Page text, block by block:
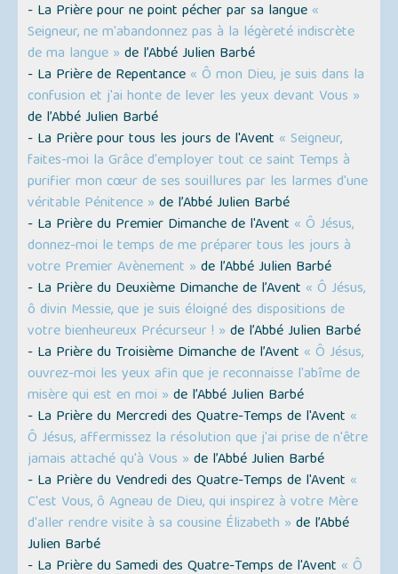
- La Prière pour ne point pécher par sa langue «
Seigneur, ne m'abandonnez pas à la légèreté indiscrète
de ma langue » de l’Abbé Julien Barbé
- La Prière de Repentance « Ô mon Dieu, je suis dans la
confusion et j'ai honte de lever les yeux devant Vous »
de l’Abbé Julien Barbé
- La Prière pour tous les jours de l'Avent « Seigneur,
faites-moi la Grâce d'employer tout ce saint Temps à
purifier mon cœur de ses souillures par les larmes d'une
véritable Pénitence » de l’Abbé Julien Barbé
- La Prière du Premier Dimanche de l'Avent « Ô Jésus,
donnez-moi le temps de me préparer tous les jours à
votre Premier Avènement » de l’Abbé Julien Barbé
- La Prière du Deuxième Dimanche de l’Avent « Ô Jésus,
ô divin Messie, que je suis éloigné des dispositions de
votre bienheureux Précurseur ! » de l’Abbé Julien Barbé
- La Prière du Troisième Dimanche de l’Avent « Ô Jésus,
ouvrez-moi les yeux afin que je reconnaisse l'abîme de
misère qui est en moi » de l’Abbé Julien Barbé
- La Prière du Mercredi des Quatre-Temps de l'Avent «
Ô Jésus, affermissez la résolution que j'ai prise de n'être
jamais attaché qu'à Vous » de l’Abbé Julien Barbé
- La Prière du Vendredi des Quatre-Temps de l'Avent «
C'est Vous, ô Agneau de Dieu, qui inspirez à votre Mère
d'aller rendre visite à sa cousine Élizabeth » de l’Abbé
Julien Barbé
- La Prière du Samedi des Quatre-Temps de l'Avent « Ô